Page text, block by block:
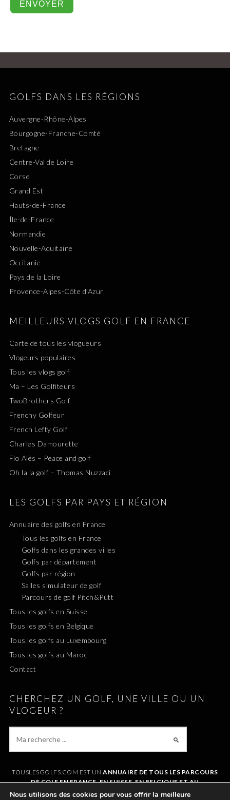
GOLFS DANS LES RÉGIONS
Auvergne-Rhône-Alpes
Bourgogne-Franche-Comté
Bretagne
Centre-Val de Loire
Corse
Grand Est
Hauts-de-France
Île-de-France
Normandie
Nouvelle-Aquitaine
Occitanie
Pays de la Loire
Provence-Alpes-Côte d’Azur
MEILLEURS VLOGS GOLF EN FRANCE
Carte de tous les vlogueurs
Vlogeurs populaires
Tous les vlogs golf
Ma – Les Golfiteurs
TwoBrothers Golf
Frenchy Golfeur
French Lefty Golf
Charles Damourette
Flo Alès – Peace and golf
Oh la la golf – Thomas Nuzzaci
LES GOLFS PAR PAYS ET RÉGION
Annuaire des golfs en France
Tous les golfs en France
Golfs dans les grandes villes
Golfs par département
Golfs par région
Salles simulateur de golf
Parcours de golf Pitch&Putt
Tous les golfs en Suisse
Tous les golfs en Belgique
Tous les golfs au Luxembourg
Tous les golfs au Maroc
Contact
CHERCHEZ UN GOLF, UNE VILLE OU UN
VLOGEUR ?
TOUSLESGOLFS.COM EST UNANNUAIRE DE TOUS LES PARCOURS
DE GOLF EN FRANCE, EN SUISSE, EN BELGIQUE ET AU
LUXEMBOURG
. IL VOUS PERMET DE TROUVER UN GOLF AUTOUR DE
Nous utilisons des cookies pour vous offrir la meilleure